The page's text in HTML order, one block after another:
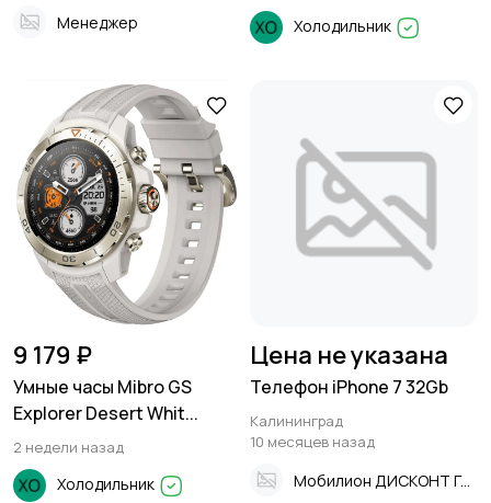
Менеджер Холодильник
9 179 ₽
Умные часы Mibro GS
Explorer Desert Whit...
2 недели назад
Холодильник
Цена не указана
Телефон iPhone 7 32Gb
Калининград
10 месяцев назад
Мобилион ДИСКОНТ Галицкого